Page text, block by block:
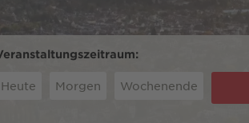
Heute Morgen Wochenende